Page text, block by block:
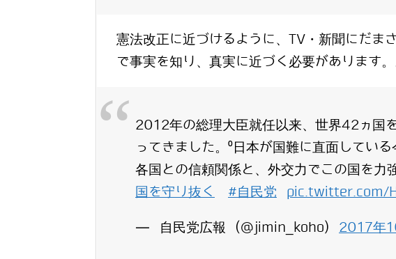
憲法改正に近づけるように、TV・新聞にだま
で事実を知り、真実に近づく必要があります。
2012年の総理大臣就任以来、世界42ヵ国
ってきました。⁰日本が国難に直面してい
各国との信頼関係と、外交力でこの国を力
国を守り抜く
#自民党 pic.twitter.com/
— 自民党広報 (@jimin_koho) 2017年